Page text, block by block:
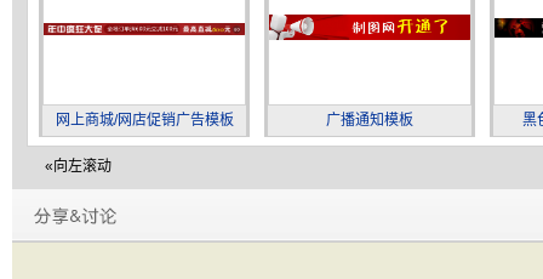
网上商城/网店促销广告模板 广播通知模板 黑
«向左滚动